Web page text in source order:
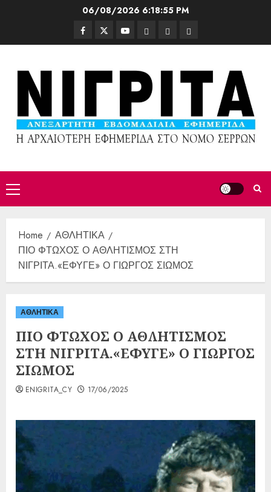
06/08/2026 6:18:57 PM
Home
ΑΘΛΗΤΙΚΑ
ΠΙΟ ΦΤΩΧΟΣ Ο ΑΘΛΗΤΙΣΜΟΣ ΣΤΗ
ΝΙΓΡΙΤΑ.«ΕΦΥΓΕ» Ο ΓΙΩΡΓΟΣ ΣΙΩΜΟΣ
ΑΘΛΗΤΙΚΑ
ΠΙΟ ΦΤΩΧΟΣ Ο ΑΘΛΗΤΙΣΜΟΣ
ΣΤΗ ΝΙΓΡΙΤΑ.«ΕΦΥΓΕ» Ο ΓΙΩΡΓΟΣ
ΣΙΩΜΟΣ
ENIGRITA_CY 17/06/2025